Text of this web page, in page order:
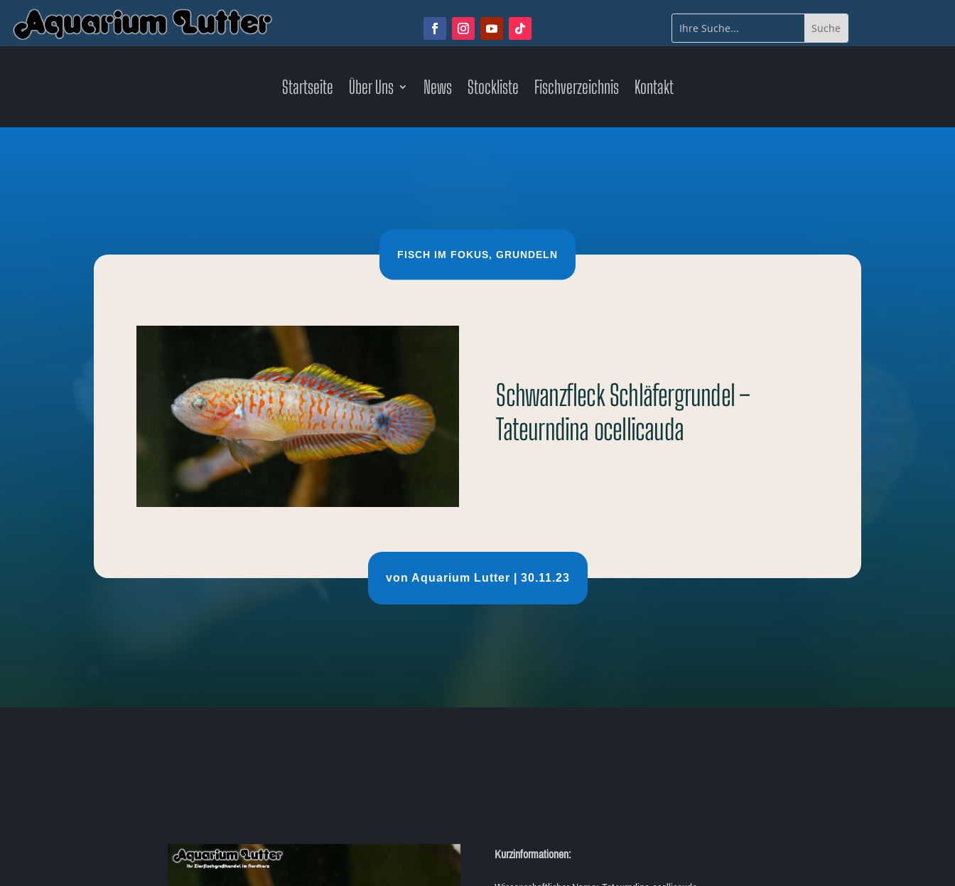
Startseite Über Uns News Stockliste Fischverzeichnis Kontakt
FISCH IM FOKUS GRUNDELN
Schwanzfleck Schläfergrundel –
Tateurndina ocellicauda
von Aquarium Lutter 30.11.23
Kurzinformationen: